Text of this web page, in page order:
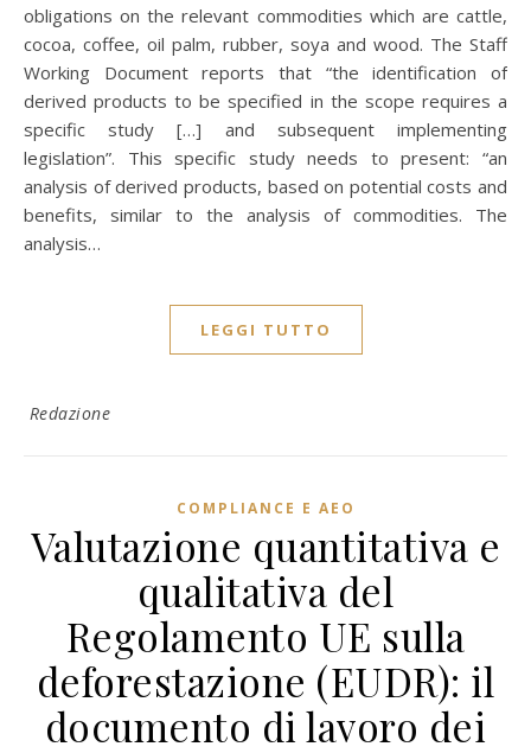
obligations on the relevant commodities which are cattle,
cocoa, coffee, oil palm, rubber, soya and wood. The Staff
Working Document reports that “the identification of
derived products to be specified in the scope requires a
specific study […] and subsequent implementing
legislation”. This specific study needs to present: “an
analysis of derived products, based on potential costs and
benefits, similar to the analysis of commodities. The
analysis…
LEGGI TUTTO
Redazione
COMPLIANCE E AEO
Valutazione quantitativa e
qualitativa del
Regolamento UE sulla
deforestazione (EUDR): il
documento di lavoro dei